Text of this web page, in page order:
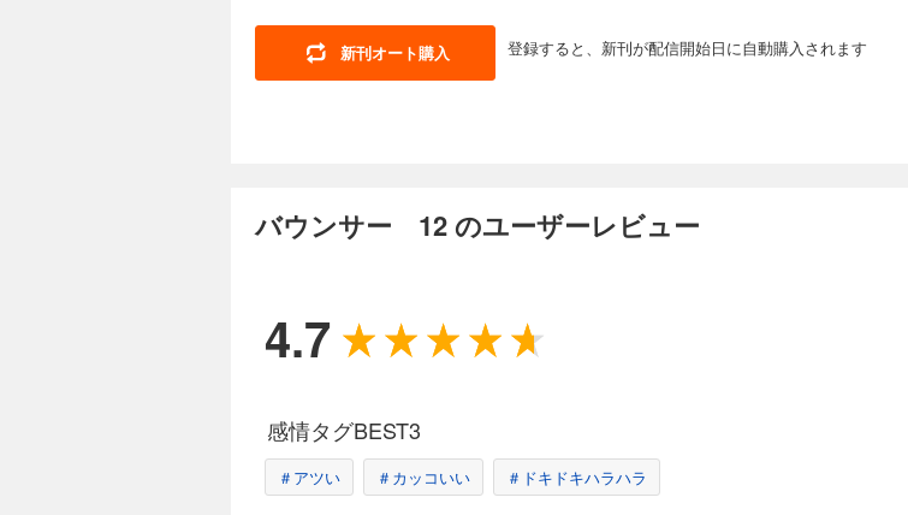
新刊オート購入 登録すると、新刊が配信開始日に自動購入されます
バウンサー 12 のユーザーレビュー
4.7
感情タグBEST3
＃アツい ＃カッコいい ＃ドキドキハラハラ